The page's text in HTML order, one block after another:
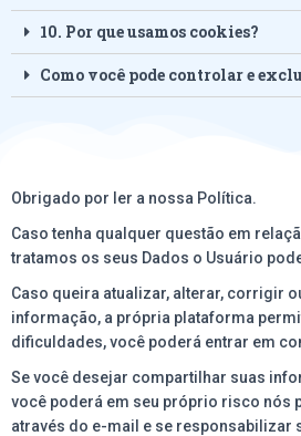
10. Por que usamos cookies?
Como você pode controlar e
Obrigado por ler a nossa Política.
Caso tenha qualquer questão em
tratamos os seus Dados o Usuário
Caso queira atualizar, alterar, corrigir
informação, a própria plataforma
dificuldades, você poderá entrar em
Se você desejar compartilhar suas
você poderá em seu próprio risco nós
através do e-mail e se responsabilizar